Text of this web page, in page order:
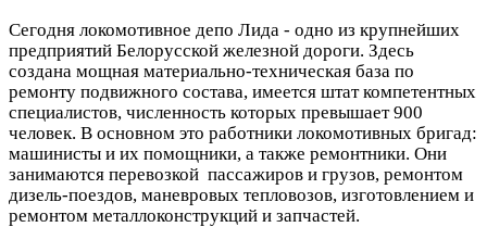
Сегодня локомотивное депо Лида - одно из крупнейших
предприятий Белорусской железной дороги. Здесь
создана мощная материально-техническая база по
ремонту подвижного состава, имеется штат компетентных
специалистов, численность которых превышает 900
человек. В основном это работники локомотивных бригад:
машинисты и их помощники, а также ремонтники. Они
занимаются перевозкой пассажиров и грузов, ремонтом
дизель-поездов, маневровых тепловозов, изготовлением и
ремонтом металлоконструкций и запчастей.